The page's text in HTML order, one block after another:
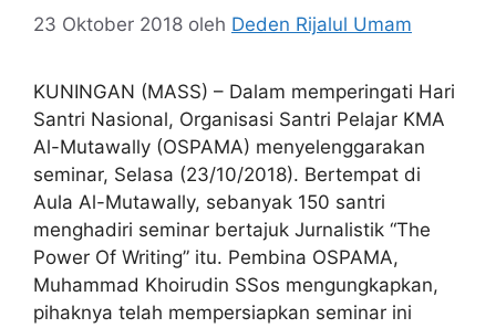
23 Oktober 2018 oleh Deden Rijalul Umam
KUNINGAN (MASS) – Dalam memperingati Hari
Santri Nasional, Organisasi Santri Pelajar KMA
Al-Mutawally (OSPAMA) menyelenggarakan
seminar, Selasa (23/10/2018). Bertempat di
Aula Al-Mutawally, sebanyak 150 santri
menghadiri seminar bertajuk Jurnalistik “The
Power Of Writing” itu. Pembina OSPAMA,
Muhammad Khoirudin SSos mengungkapkan,
pihaknya telah mempersiapkan seminar ini